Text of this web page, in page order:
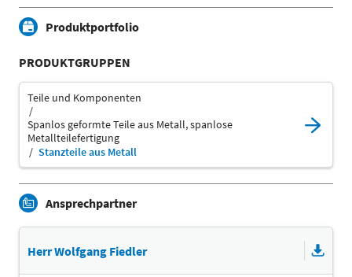
Produktportfolio
PRODUKTGRUPPEN
Teile und Komponenten
Spanlos geformte Teile aus Metall, spanlose
Metallteilefertigung
Stanzteile aus Metall
Ansprechpartner
Herr Wolfgang Fiedler